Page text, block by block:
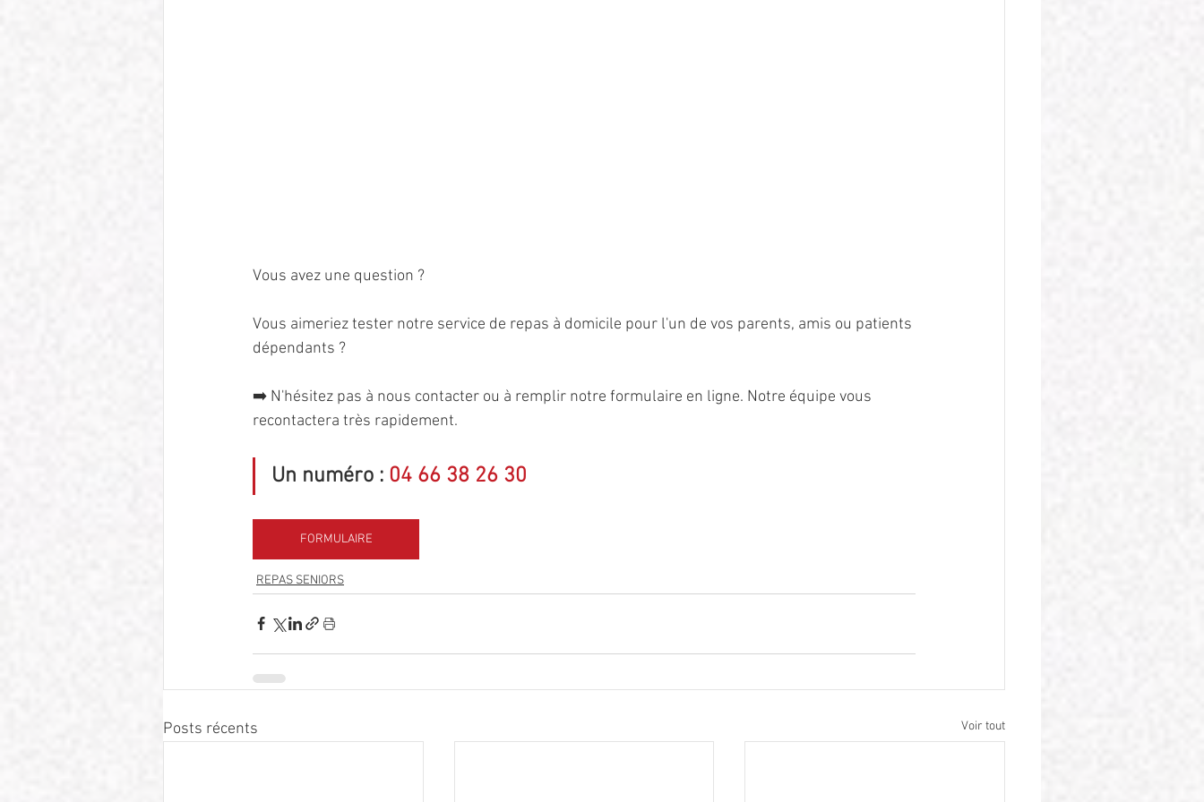
Vous avez une question ?
Vous aimeriez tester notre service de repas à domicile pour l'un de vos parents, amis ou patients
dépendants ?
➡️ N'hésitez pas à nous contacter ou à remplir notre formulaire en ligne. Notre équipe vous
recontactera très rapidement.
Un numéro : 04 66 38 26 30
FORMULAIRE
REPAS SENIORS
Posts récents Voir tout